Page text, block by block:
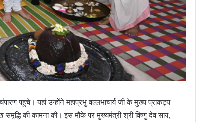
पहुंचे। यहां उन्होंने महाप्रभु वल्लभाचार्य जी के मुख्य प्राकट्य
की कामना की। इस मौके पर मुख्यमंत्री श्री विष्णु देव साय,